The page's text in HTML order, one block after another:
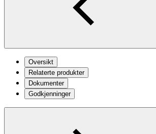
Oversikt
Relaterte produkter
Dokumenter
Godkjenninger